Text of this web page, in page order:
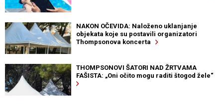
NAKON OČEVIDA: Naloženo uklanjanje
objekata koje su postavili organizatori
Thompsonova koncerta
THOMPSONOVI ŠATORI NAD ŽRTVAMA
FAŠISTA: „Oni očito mogu raditi štogod žele“